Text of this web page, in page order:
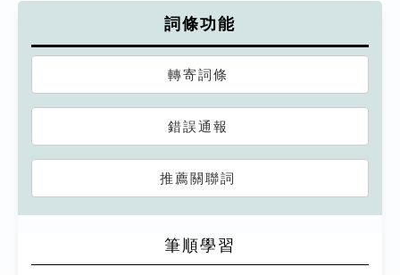
詞條功能
轉寄詞條
錯誤通報
推薦關聯詞
筆順學習